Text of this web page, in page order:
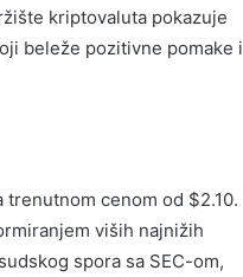
kriptovaluta pokazuje
beleže pozitivne pomake i
trenutnom cenom od $2.10.
viših najnižih
spora sa SEC-om,